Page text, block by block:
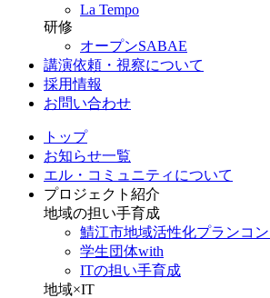
La Tempo
研修
オープンSABAE
講演依頼・視察について
採用情報
お問い合わせ
トップ
お知らせ一覧
エル・コミュニティについて
プロジェクト紹介
地域の担い手育成
鯖江市地域活性化プランコン
学生団体with
ITの担い手育成
地域×IT